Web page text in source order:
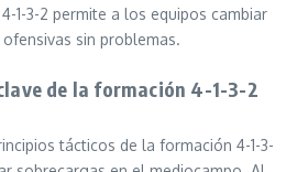
1-3-2 permite a los equipos cambiar
sin problemas.
de la formación 4-1-3-2
tácticos de la formación 4-1-3-